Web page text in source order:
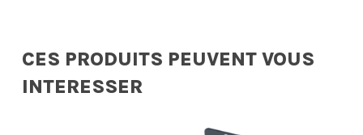
CES PRODUITS PEUVENT VOUS
INTERESSER